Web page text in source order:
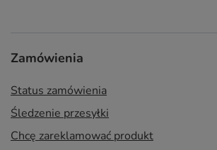
Zamówienia
Status zamówienia
Śledzenie przesyłki
Chcę zareklamować produkt